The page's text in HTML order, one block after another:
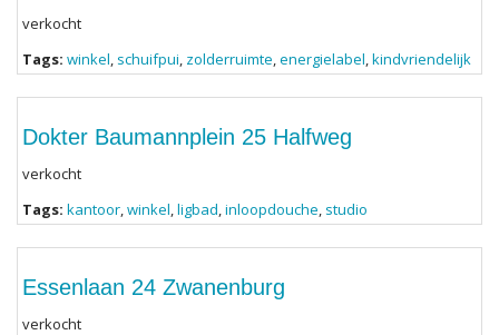
verkocht
Tags: winkel, schuifpui, zolderruimte,energielabel,kindvriendelijk
Dokter Baumannplein 25 Halfweg
verkocht
Tags: kantoor,winkel,ligbad,inloopdouche, studio
Essenlaan 24 Zwanenburg
verkocht